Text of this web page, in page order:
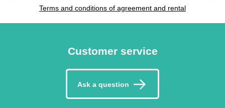
Terms and conditions of agreement and rental
Customer service
Ask a question